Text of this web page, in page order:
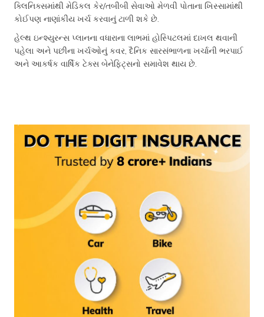
ક્લિનિક્સમાંથી મેડિકલ કેર/તબીબી સેવાઓ મેળવી પોતાના ખિસ્સામાંથી
કોઈપણ નાણાંકીય ખર્ચ કરવાનું ટાળી શકે છે.
હેલ્થ ઇન્શ્યુરન્સ પ્લાનના વધારાના લાભમાં હોસ્પિટલમાં દાખલ થવાની
પહેલા અને પછીના ખર્ચઓનું કવર, દૈનિક સારસંભાળના ખર્ચાની ભરપાઈ
અને આકર્ષક વાર્ષિક ટેક્સ બેનેફિટ્સનો સમાવેશ થાય છે.